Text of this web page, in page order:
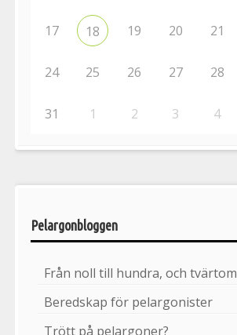
17 18 19 20 21
24 25 26 27 28
31 1 2 3 4
Pelargonbloggen
Från noll till hundra, och tvärtom
Beredskap för pelargonister
Trött på pelargoner?